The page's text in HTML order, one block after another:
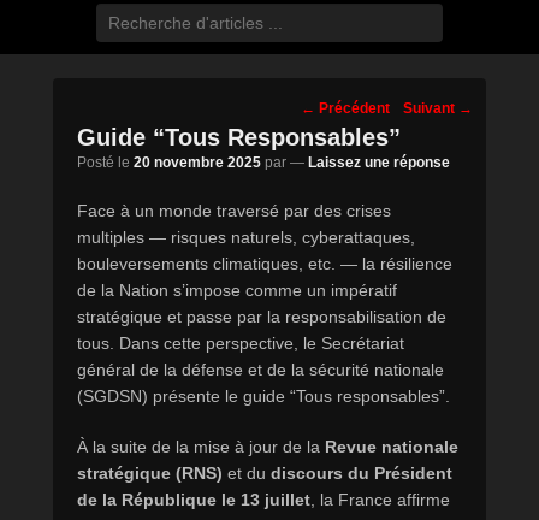
Navigation
des
posts
← Précédent Suivant →
Guide “Tous Responsables”
Posté le 20 novembre 2025 par — Laissez une réponse
Face à un monde traversé par des crises
multiples — risques naturels, cyberattaques,
bouleversements climatiques, etc. — la résilience
de la Nation s’impose comme un impératif
stratégique et passe par la responsabilisation de
tous. Dans cette perspective, le Secrétariat
général de la défense et de la sécurité nationale
(SGDSN) présente le guide “Tous responsables”.
À la suite de la mise à jour de la Revue nationale
stratégique (RNS) et du discours du Président
de la République le 13 juillet , la France affirme